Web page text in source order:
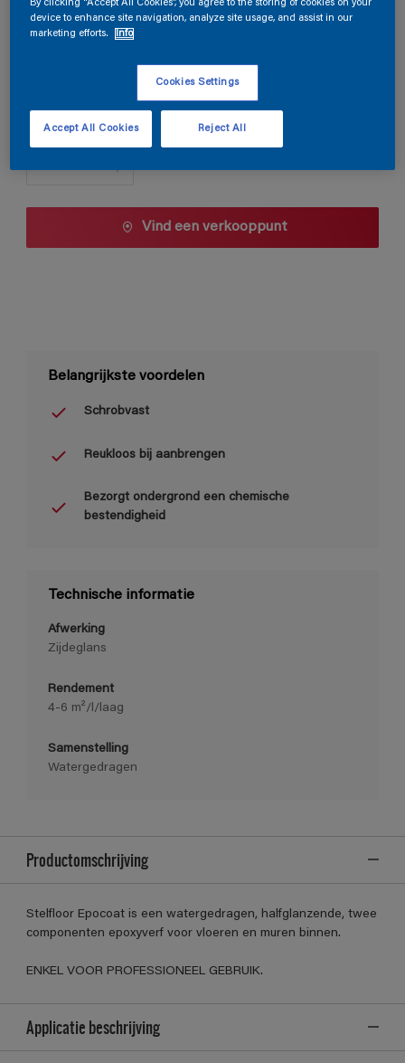
10 L
Aantal
Vind een verkooppunt
Belangrijkste voordelen
Schrobvast
Reukloos bij aanbrengen
Bezorgt ondergrond een chemische
bestendigheid
Technische informatie
Afwerking
Zijdeglans
Rendement
4-6 m²/l/laag
Samenstelling
Watergedragen
Productomschrijving
Stelfloor Epocoat is een watergedragen, halfglanzende, twee
componenten epoxyverf voor vloeren en muren binnen.
ENKEL VOOR PROFESSIONEEL GEBRUIK.
Applicatie beschrijving
By clicking “Accept All Cookies”, you agree to the storing of cookies on your
device to enhance site navigation, analyze site usage, and assist in our
marketing efforts.
Info
Cookies Settings
Reject All
Accept All Cookies